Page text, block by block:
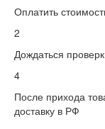
Оплатить
2
Дождаться
4
После прихода
доставку в РФ